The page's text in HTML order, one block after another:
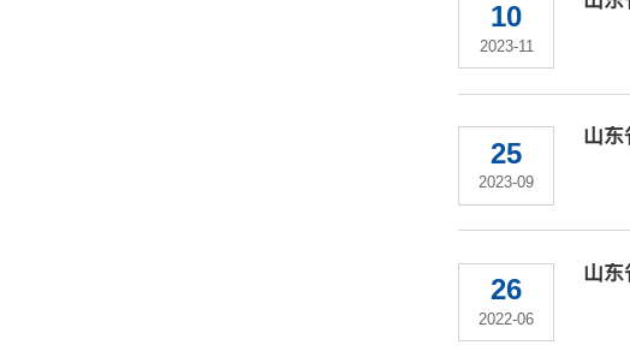
10
2023-11
25
2023-09
山东
26
2022-06
山东